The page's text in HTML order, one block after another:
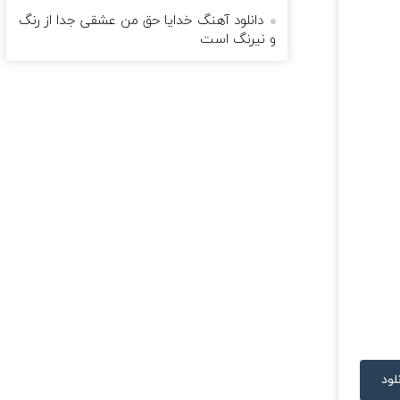
دانلود آهنگ خدایا حق من عشقی جدا از رنگ
و نیرنگ است